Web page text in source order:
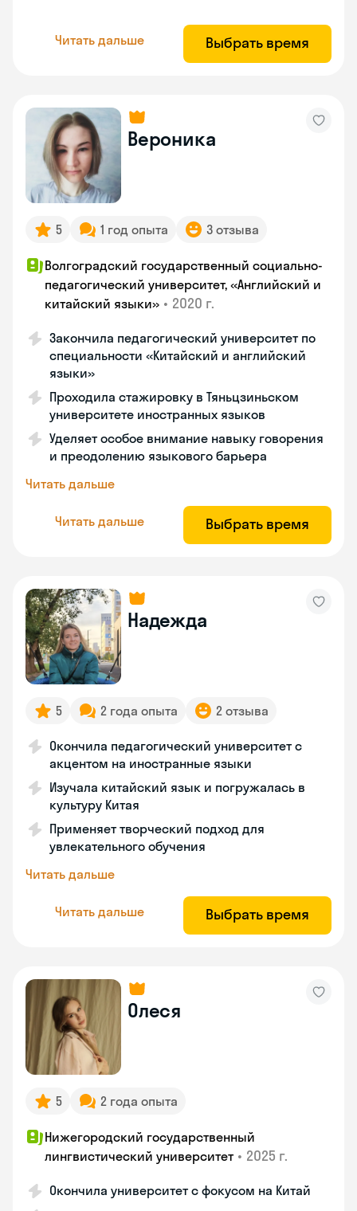
Читать дальше Выбрать время
Вероника
5 1 год опыта 3 отзыва
Волгоградский государственный социально-
педагогический университет, «Английский и
китайский языки» • 2020 г.
Закончила педагогический университет по
специальности «Китайский и английский
языки»
Проходила стажировку в Тяньцзиньском
университете иностранных языков
Уделяет особое внимание навыку говорения
и преодолению языкового барьера
Читать дальше
Читать дальше Выбрать время
Надежда
5 2 года опыта 2 отзыва
Окончила педагогический университет с
акцентом на иностранные языки
Изучала китайский язык и погружалась в
культуру Китая
Применяет творческий подход для
увлекательного обучения
Читать дальше
Читать дальше Выбрать время
Олеся
5 2 года опыта
Нижегородский государственный
лингвистический университет • 2025 г.
Окончила университет с фокусом на Китай